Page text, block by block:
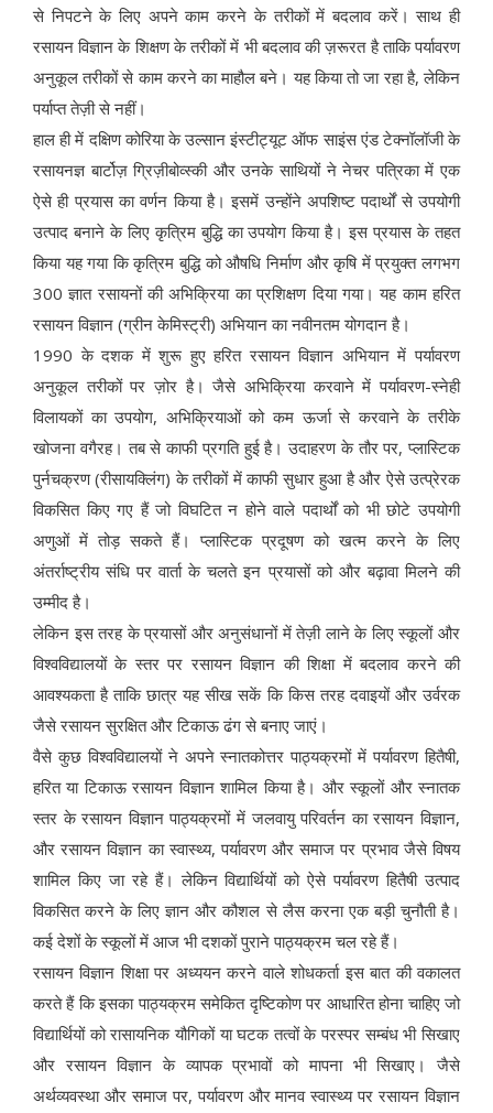
से निपटने के लिए अपने काम करने के तरीकों में बदलाव करें। साथ ही
रसायन विज्ञान के शिक्षण के तरीकों में भी बदलाव की ज़रूरत है ताकि पर्यावरण
अनुकूल तरीकों से काम करने का माहौल बने। यह किया तो जा रहा है, लेकिन
पर्याप्त तेज़ी से नहीं।
हाल ही में दक्षिण कोरिया के उल्सान इंस्टीट्यूट ऑफ साइंस एंड टेक्नॉलॉजी के
रसायनज्ञ बार्टोज़ ग्रिज़ीबोव्स्की और उनके साथियों ने नेचर पत्रिका में एक
ऐसे ही प्रयास का वर्णन किया है। इसमें उन्होंने अपशिष्ट पदार्थों से उपयोगी
उत्पाद बनाने के लिए कृत्रिम बुद्धि का उपयोग किया है। इस प्रयास के तहत
किया यह गया कि कृत्रिम बुद्धि को औषधि निर्माण और कृषि में प्रयुक्त लगभग
300 ज्ञात रसायनों की अभिक्रिया का प्रशिक्षण दिया गया। यह काम हरित
रसायन विज्ञान (ग्रीन केमिस्ट्री) अभियान का नवीनतम योगदान है।
1990 के दशक में शुरू हुए हरित रसायन विज्ञान अभियान में पर्यावरण
अनुकूल तरीकों पर ज़ोर है। जैसे अभिक्रिया करवाने में पर्यावरण-स्नेही
विलायकों का उपयोग, अभिक्रियाओं को कम ऊर्जा से करवाने के तरीके
खोजना वगैरह। तब से काफी प्रगति हुई है। उदाहरण के तौर पर, प्लास्टिक
पुर्नचक्रण (रीसायक्लिंग) के तरीकों में काफी सुधार हुआ है और ऐसे उत्प्रेरक
विकसित किए गए हैं जो विघटित न होने वाले पदार्थों को भी छोटे उपयोगी
अणुओं में तोड़ सकते हैं। प्लास्टिक प्रदूषण को खत्म करने के लिए
अंतर्राष्ट्रीय संधि पर वार्ता के चलते इन प्रयासों को और बढ़ावा मिलने की
उम्मीद है।
लेकिन इस तरह के प्रयासों और अनुसंधानों में तेज़ी लाने के लिए स्कूलों और
विश्वविद्यालयों के स्तर पर रसायन विज्ञान की शिक्षा में बदलाव करने की
आवश्यकता है ताकि छात्र यह सीख सकें कि किस तरह दवाइयों और उर्वरक
जैसे रसायन सुरक्षित और टिकाऊ ढंग से बनाए जाएं।
वैसे कुछ विश्वविद्यालयों ने अपने स्नातकोत्तर पाठ्यक्रमों में पर्यावरण हितैषी,
हरित या टिकाऊ रसायन विज्ञान शामिल किया है। और स्कूलों और स्नातक
स्तर के रसायन विज्ञान पाठ्यक्रमों में जलवायु परिवर्तन का रसायन विज्ञान,
और रसायन विज्ञान का स्वास्थ्य, पर्यावरण और समाज पर प्रभाव जैसे विषय
शामिल किए जा रहे हैं। लेकिन विद्यार्थियों को ऐसे पर्यावरण हितैषी उत्पाद
विकसित करने के लिए ज्ञान और कौशल से लैस करना एक बड़ी चुनौती है।
कई देशों के स्कूलों में आज भी दशकों पुराने पाठ्यक्रम चल रहे हैं।
रसायन विज्ञान शिक्षा पर अध्ययन करने वाले शोधकर्ता इस बात की वकालत
करते हैं कि इसका पाठ्यक्रम समेकित दृष्टिकोण पर आधारित होना चाहिए जो
विद्यार्थियों को रासायनिक यौगिकों या घटक तत्वों के परस्पर सम्बंध भी सिखाए
और रसायन विज्ञान के व्यापक प्रभावों को मापना भी सिखाए। जैसे
अर्थव्यवस्था और समाज पर, पर्यावरण और मानव स्वास्थ्य पर रसायन विज्ञान